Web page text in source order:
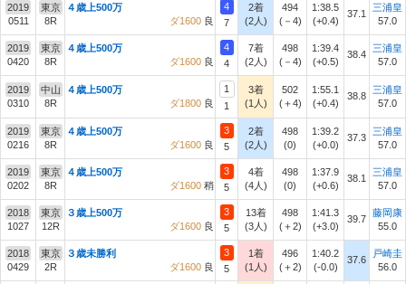
2019
0511
東京
8R
４歳上500万
ダ1600 良
4
7
2着
(2人)
494
(－4)
1:38.5
(+0.4)
37.1
三浦皇
57.0
2019
0420
東京
8R
４歳上500万
ダ1600 良
4
4
7着
(2人)
498
(－4)
1:39.4
(+0.5)
38.4
三浦皇
57.0
2019
0310
中山
8R
４歳上500万
ダ1800 良
1
1
3着
(1人)
502
(＋4)
1:55.1
(+0.4)
38.8
三浦皇
57.0
2019
0216
東京
8R
４歳上500万
ダ1600 良
3
5
2着
(2人)
498
(0)
1:39.2
(+0.0)
37.3
三浦皇
57.0
2019
0202
東京
8R
４歳上500万
ダ1600 稍
3
5
4着
(4人)
498
(0)
1:37.9
(+0.6)
38.1
三浦皇
57.0
2018
1027
東京
12R
３歳上500万
ダ1600 良
3
5
13着
(3人)
498
(＋2)
1:41.3
(+3.0)
39.7
藤岡康
55.0
2018
0429
東京
2R
３歳未勝利
ダ1600 良
3
5
1着
(1人)
496
(＋2)
1:40.2
(-0.0)
37.6
戸崎圭
56.0